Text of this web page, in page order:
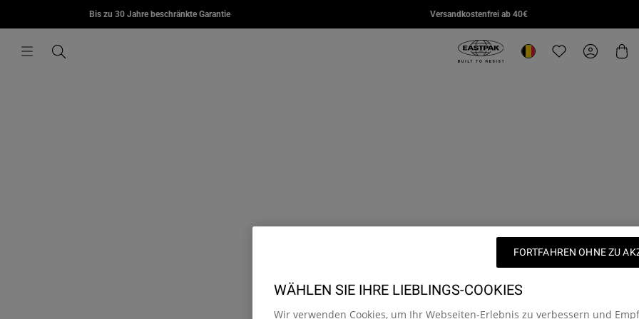
Zum Inhalt springenBis zu 30 Jahre beschränkte Garantie Versandkostenfrei ab 40€
Menü Suchen Eastpak, zur Startseite von
Standort ändern
MORIUS STUDY BUDDY
€95,00
WÄHLEN SIE IHRE LIEBLINGS-COOKIES
Wir verwenden Cookies, um Ihr Webseiten-Erlebnis zu verbessern und
FORTFAHREN OHNE ZU